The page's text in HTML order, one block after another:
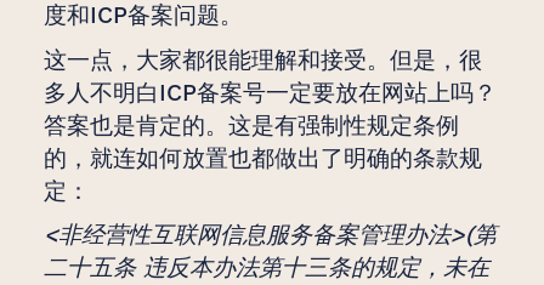
度和ICP备案问题。
这一点，大家都很能理解和接受。但是，很
多人不明白ICP备案号一定要放在网站上吗？
答案也是肯定的。这是有强制性规定条例
的，就连如何放置也都做出了明确的条款规
定：
<非经营性互联网信息服务备案管理办法>(第
二十五条 违反本办法第十三条的规定，未在